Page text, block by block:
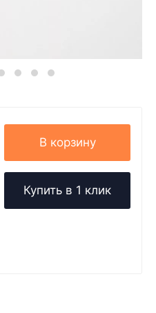
В корзину
Купить в 1 клик